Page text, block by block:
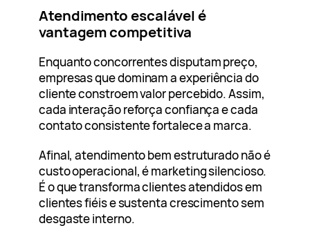
Atendimento escalável é
vantagem competitiva
Enquanto concorrentes disputam preço,
empresas que dominam a experiência do
cliente constroem valor percebido. Assim,
cada interação reforça confiança e cada
contato consistente fortalece a marca.
Afinal, atendimento bem estruturado não é
custo operacional, é marketing silencioso.
É o que transforma clientes atendidos em
clientes fiéis e sustenta crescimento sem
desgaste interno.